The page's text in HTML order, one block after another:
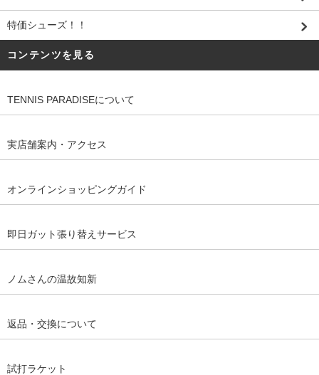
特価シューズ！！
コンテンツを見る
TENNIS PARADISEについて
実店舗案内・アクセス
オンラインショッピングガイド
即日ガット張り替えサービス
ノムさんの温故知新
返品・交換について
試打ラケット